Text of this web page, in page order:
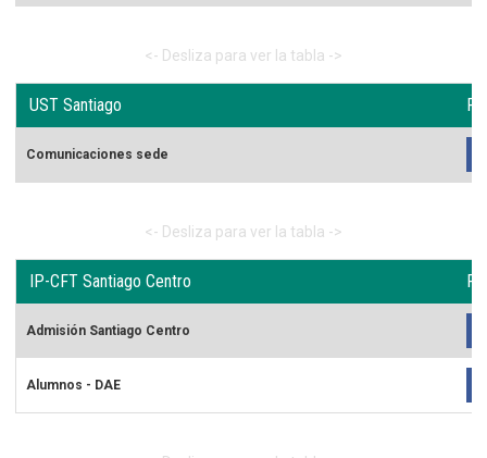
UST Santiago
Comunicaciones sede
IP-CFT Santiago Centro
Admisión Santiago Centro
Alumnos - DAE